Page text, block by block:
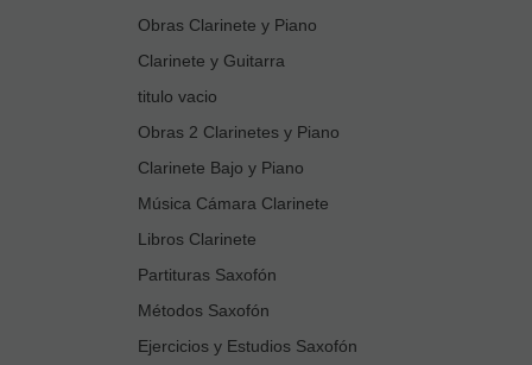
Obras Clarinete y Piano
Clarinete y Guitarra
titulo vacio
Obras 2 Clarinetes y Piano
Clarinete Bajo y Piano
Música Cámara Clarinete
Libros Clarinete
Partituras Saxofón
Métodos Saxofón
Ejercicios y Estudios Saxofón